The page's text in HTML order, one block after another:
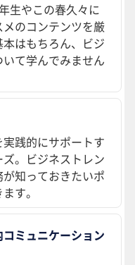
生やこの春久々に
のコンテンツを厳
はもちろん、ビジ
て学んでみません
践的にサポートす
。ビジネストレン
知っておきたいポ
す。
ミュニケーション